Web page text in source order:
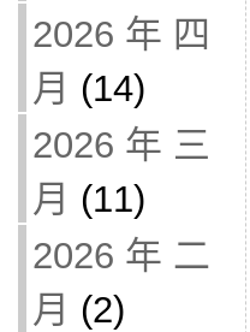
2026 年 四
月 (14)
2026 年 三
月 (11)
2026 年 二
月 (2)